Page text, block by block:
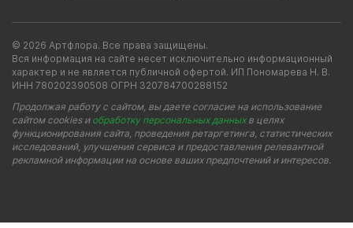
© 2026 Артфлора. Все права защищены.
Вся информация на сайте несет исключительно информационный
характер и не является публичной офертой. ИП Пономарева Н. В.
ИНН 780202390508 ОГРН 320784700288152
Продолжая работу с сайтом, вы даете согласие на использование
сайтом cookies и обработку персональных данныхв целях
функционирования сайта, проведения ретаргетинга, статистических
исследований, улучшения сервиса и предоставления релевантной
рекламной информации на основе ваших предпочтений и интересов.